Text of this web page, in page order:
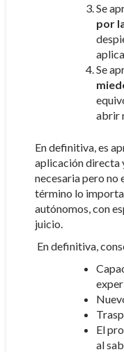
Se
por
Se
abrir
En definitiva, es
aplicación directa
necesaria pero no
término lo
autónomos, con
juicio.
En definitiva,
El
al